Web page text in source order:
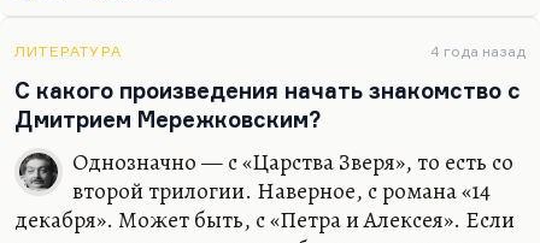
к сожалению, слишком большой…
ЛИТЕРАТУРА 4 года назад
С какого произведения начать знакомство с
Дмитрием Мережковским?
Однозначно — с «Царства Зверя», то есть со
второй трилогии. Наверное, с романа «14
декабря». Может быть, с «Петра и Алексея». Если